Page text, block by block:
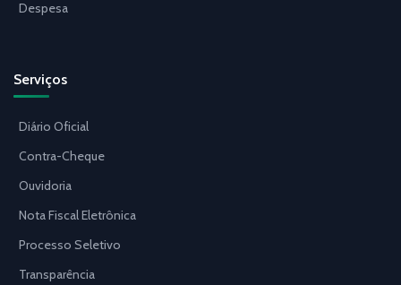
Despesa
Serviços
Diário Oficial
Contra-Cheque
Ouvidoria
Nota Fiscal Eletrônica
Processo Seletivo
Transparência